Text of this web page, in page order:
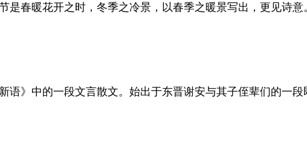
春暖花开之时，冬季之冷景，以春季之暖景写出，更见诗意
》中的一段文言散文。始出于东晋谢安与其子侄辈们的一段